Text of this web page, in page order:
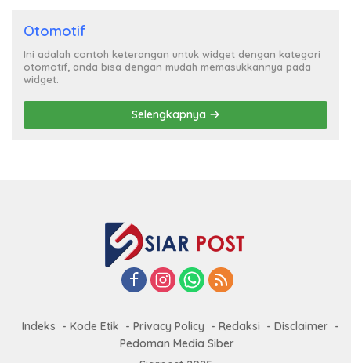
Otomotif
Ini adalah contoh keterangan untuk widget dengan kategori
otomotif, anda bisa dengan mudah memasukkannya pada
widget.
Selengkapnya
Indeks Kode Etik Privacy Policy Redaksi
Disclaimer
Pedoman Media Siber